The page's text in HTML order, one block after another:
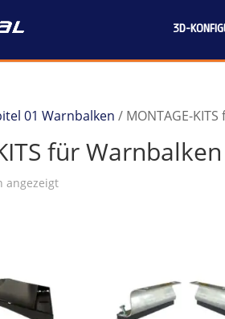
3D-
01 Warnbalken / MONTAGE-
für Warnbalken
angezeigt